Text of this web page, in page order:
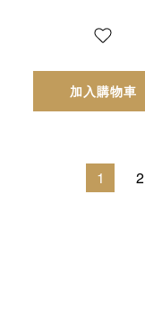
加入購物車
1 2